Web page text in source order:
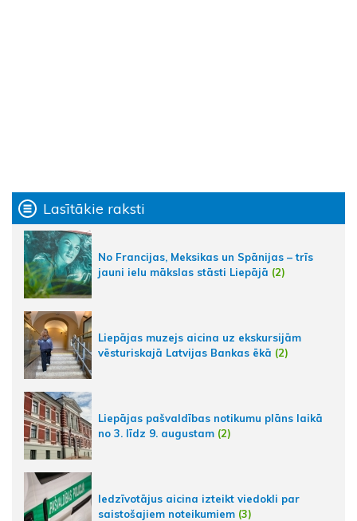
Lasītākie raksti
No Francijas, Meksikas un Spānijas – trīs
jauni ielu mākslas stāsti Liepājā (2)
Liepājas muzejs aicina uz ekskursijām
vēsturiskajā Latvijas Bankas ēkā (2)
Liepājas pašvaldības notikumu plāns laikā
no 3. līdz 9. augustam (2)
Iedzīvotājus aicina izteikt viedokli par
saistošajiem noteikumiem (3)